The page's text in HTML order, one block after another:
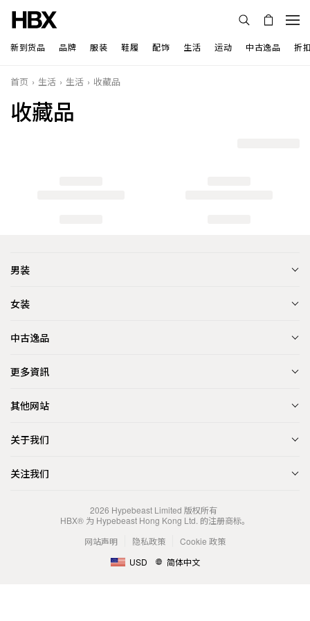
新到货品 品牌 服装 鞋履 配饰 生活 运动 中古逸品 折
首页 生活 生活 收藏品
收藏品
男装
女装
中古逸品
更多資訊
其他网站
关于我们
关注我们
2026 Hypebeast Limited 版权所有
HBX® 为 Hypebeast Hong Kong Ltd. 的注册商标。
网站声明
隐私政策
Cookie 政策
USD
简体中文